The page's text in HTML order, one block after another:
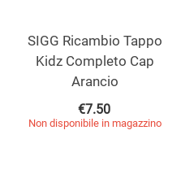
SIGG Ricambio Tappo
Kidz Completo Cap
Arancio
€7.50
Non disponibile in magazzino